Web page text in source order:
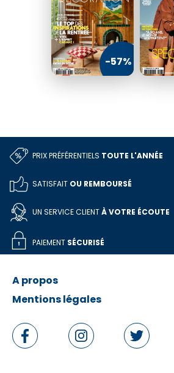
-57%
PRIX PRÉFÉRENTIELS TOUTE L'ANNÉE
SATISFAIT OU REMBOURSÉ
UN SERVICE CLIENTÀ VOTRE ÉCOUTE
PAIEMENT SÉCURISÉ
A propos
Qui sommes-nous ?
Contactez-nous
Rétractation en ligne
Mentions légales
Conditions Générales
Politique de données personnelles